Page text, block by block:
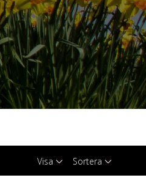
Visa Sortera